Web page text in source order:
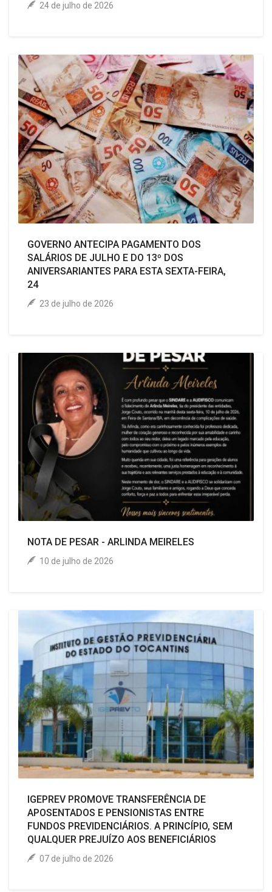
24 de julho de 2026
GOVERNO ANTECIPA PAGAMENTO DOS
SALÁRIOS DE JULHO E DO 13º DOS
ANIVERSARIANTES PARA ESTA SEXTA-FEIRA,
24
23 de julho de 2026
NOTA DE PESAR - ARLINDA MEIRELES
10 de julho de 2026
IGEPREV PROMOVE TRANSFERÊNCIA DE
APOSENTADOS E PENSIONISTAS ENTRE
FUNDOS PREVIDENCIÁRIOS. A PRINCÍPIO, SEM
QUALQUER PREJUÍZO AOS BENEFICIÁRIOS
07 de julho de 2026